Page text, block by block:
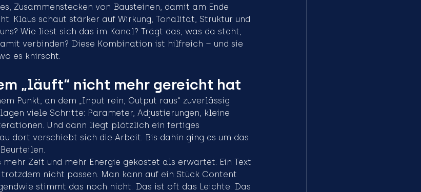
Zusammenstecken von Bausteinen, damit am Ende
Klaus schaut stärker auf Wirkung, Tonalität, Struktur und
Wie liest sich das im Kanal? Trägt das, was da steht,
verbinden? Diese Kombination ist hilfreich – und sie
es knirscht.
„läuft“ nicht mehr gereicht hat
Punkt, an dem „Input rein, Output raus“ zuverlässig
viele Schritte: Parameter, Adjustierungen, kleine
Und dann liegt plötzlich ein fertiges
dort verschiebt sich die Arbeit. Bis dahin ging es um das
mehr Zeit und mehr Energie gekostet als erwartet. Ein Text
nicht passen. Man kann auf ein Stück Content
stimmt das noch nicht. Das ist oft das Leichte. Das